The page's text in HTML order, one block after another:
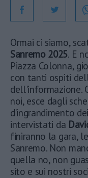
Ormai ci siamo,
Sanremo 2025. E
Piazza Colonna,
con tanti ospiti
dell'informazione.
noi, esce dagli
d’ingrandimento
intervistati da
finiranno la gara,
Sanremo. Non
quella no, non
sito e sui nostri